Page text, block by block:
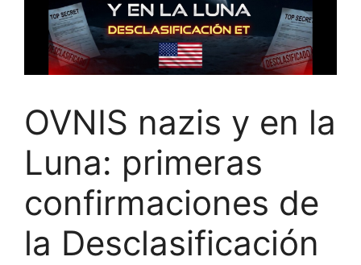
OVNIS nazis y en la
Luna: primeras
confirmaciones de
la Desclasificación